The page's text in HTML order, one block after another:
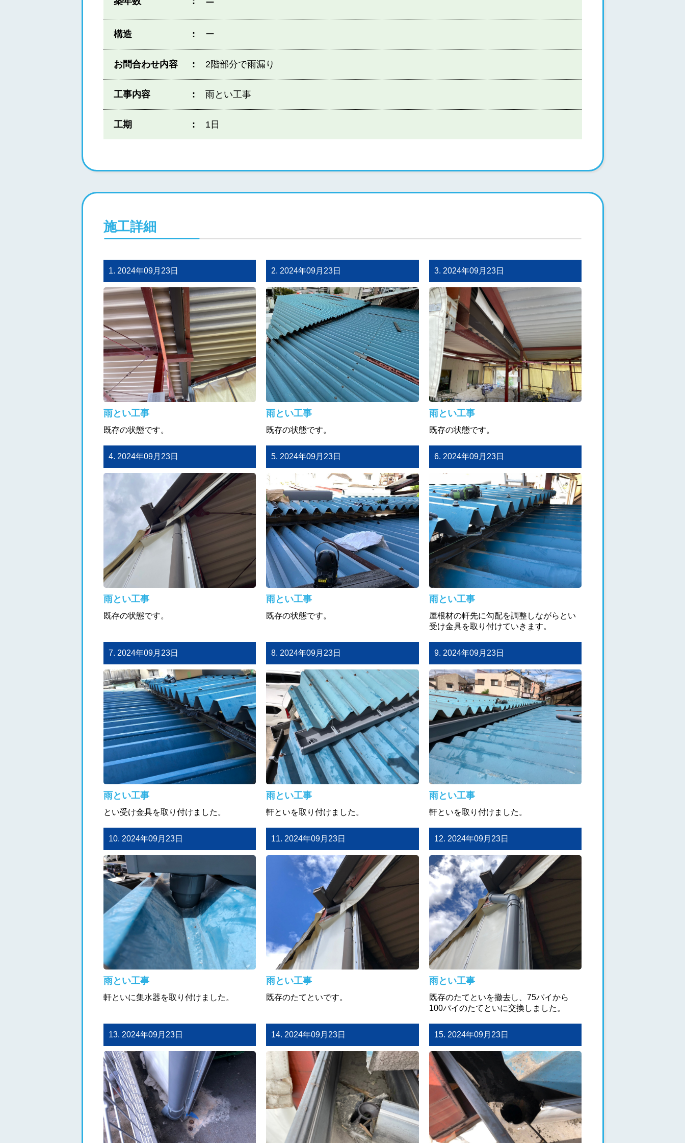
ー
構造 ー
お問合わせ内容 2階部分で雨漏り
工事内容 雨とい工事
工期 1日
施工詳細
1. 2024年09月23日
雨とい工事
既存の状態です。
2. 2024年09月23日
雨とい工事
既存の状態です。
3. 2024年09月23日
雨とい工事
既存の状態です。
4. 2024年09月23日
雨とい工事
既存の状態です。
5. 2024年09月23日
雨とい工事
既存の状態です。
6. 2024年09月23日
雨とい工事
屋根材の軒先に勾配を調整しながらとい
受け金具を取り付けていきます。
7. 2024年09月23日
雨とい工事
とい受け金具を取り付けました。
8. 2024年09月23日
雨とい工事
軒といを取り付けました。
9. 2024年09月23日
雨とい工事
軒といを取り付けました。
10. 2024年09月23日
雨とい工事
軒といに集水器を取り付けました。
11. 2024年09月23日
雨とい工事
既存のたてといです。
12. 2024年09月23日
雨とい工事
既存のたてといを撤去し、75パイから
100パイのたてといに交換しました。
13. 2024年09月23日 14. 2024年09月23日 15. 2024年09月23日